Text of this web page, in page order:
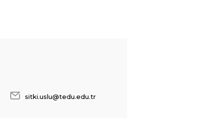
sitki.uslu@tedu.edu.tr